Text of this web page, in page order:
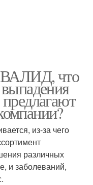
что
из-за чего
различных
и заболеваний,